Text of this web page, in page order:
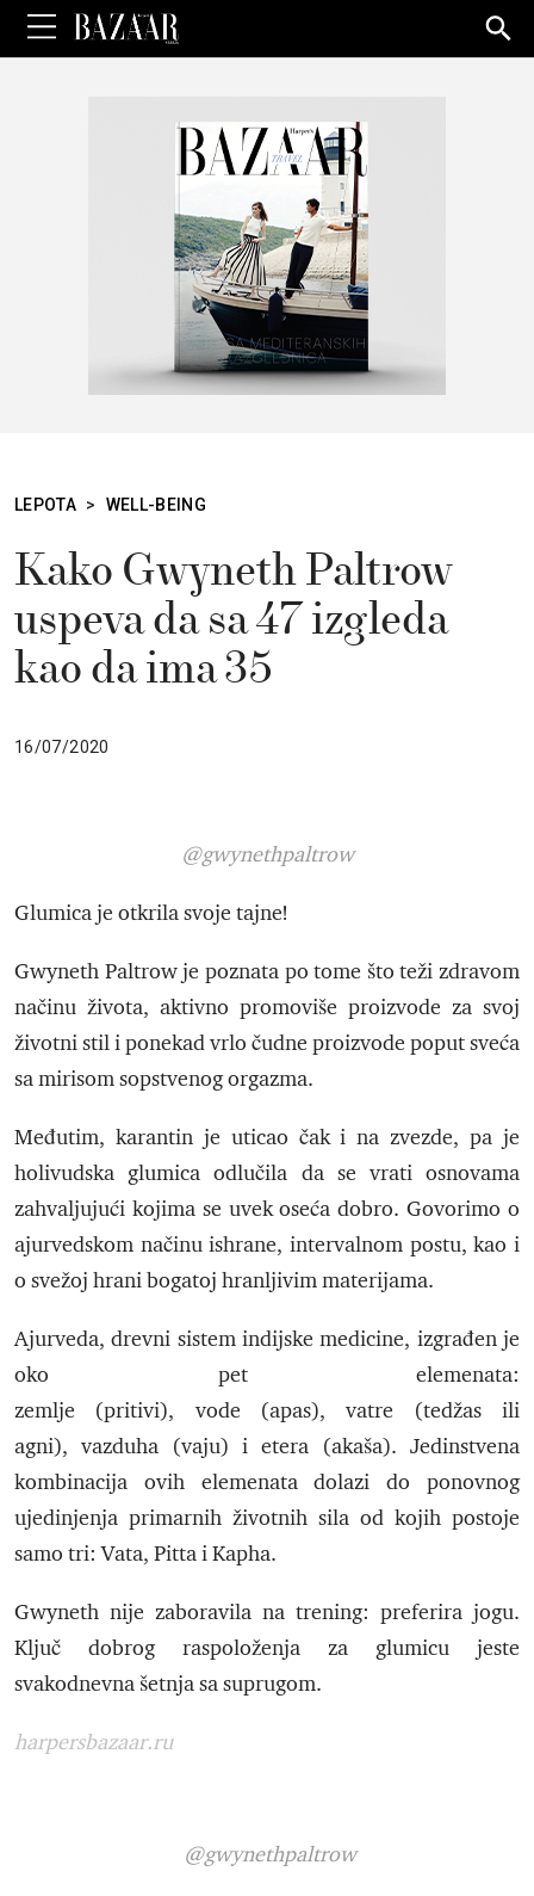
for:
LEPOTA > WELL-BEING
Kako Gwyneth Paltrow
uspeva da sa 47 izgleda
kao da ima 35
16/07/2020
@gwynethpaltrow
Glumica je otkrila svoje tajne!
Gwyneth Paltrow je poznata po tome što teži zdravom
načinu života, aktivno promoviše proizvode za svoj
životni stil i ponekad vrlo čudne proizvode poput sveća
sa mirisom sopstvenog orgazma.
Međutim, karantin je uticao čak i na zvezde, pa je
holivudska glumica odlučila da se vrati osnovama
zahvaljujući kojima se uvek oseća dobro. Govorimo o
ajurvedskom načinu ishrane, intervalnom postu, kao i
o svežoj hrani bogatoj hranljivim materijama.
Ajurveda, drevni sistem indijske medicine, izgrađen je
oko pet elemenata:
zemlje (pritivi), vode (apas), vatre (tedžas ili
agni), vazduha (vaju) i etera (akaša). Jedinstvena
kombinacija ovih elemenata dolazi do ponovnog
ujedinjenja primarnih životnih sila od kojih postoje
samo tri: Vata, Pitta i Kapha.
Gwyneth nije zaboravila na trening: preferira jogu.
Ključ dobrog raspoloženja za glumicu jeste
svakodnevna šetnja sa suprugom.
harpersbazaar.ru
@gwynethpaltrow